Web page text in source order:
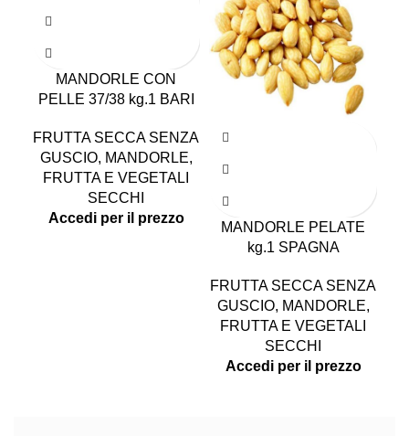
MANDORLE CON
PELLE 37/38 kg.1 BARI
FRUTTA SECCA SENZA
GUSCIO, MANDORLE,
FRUTTA E VEGETALI
SECCHI
Accedi per il prezzo
MANDORLE PELATE
kg.1 SPAGNA
FRUTTA SECCA SENZA
GUSCIO, MANDORLE,
FRUTTA E VEGETALI
SECCHI
Accedi per il prezzo